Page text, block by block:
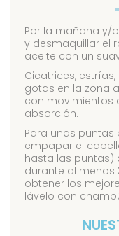
Por la mañana y/
y desmaquillar el
aceite con un
Cicatrices,
gotas en la zona
con movimientos
absorción.
Para unas
empapar el
hasta las puntas)
durante al
obtener los
lávelo con